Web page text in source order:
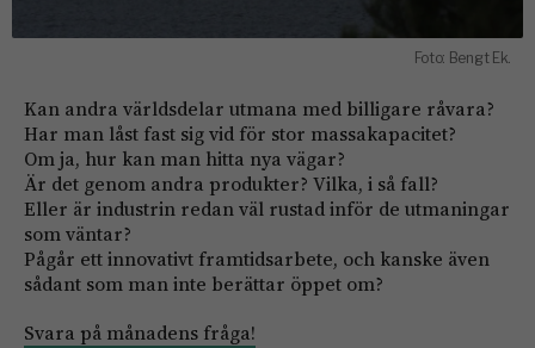
Foto: Bengt Ek.
Kan andra världsdelar utmana med billigare råvara?
Har man låst fast sig vid för stor massakapacitet?
Om ja, hur kan man hitta nya vägar?
Är det genom andra produkter? Vilka, i så fall?
Eller är industrin redan väl rustad inför de utmaningar
som väntar?
Pågår ett innovativt framtidsarbete, och kanske även
sådant som man inte berättar öppet om?
Svara på månadens fråga!